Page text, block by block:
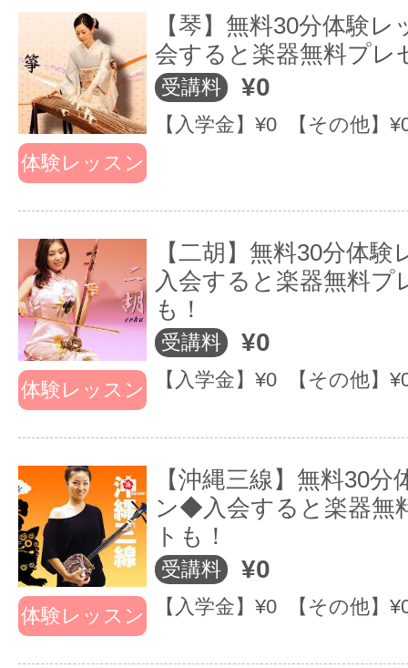
体験レッスン
【琴】無料30分体験
会すると楽器無料プレ
受講料 ¥0
【入学金】¥0 【その他】
体験レッスン
【二胡】無料30分体
入会すると楽器無料プ
も！
受講料 ¥0
【入学金】¥0 【その他】
体験レッスン
【沖縄三線】無料30分
ン◆入会すると楽器無
トも！
受講料 ¥0
【入学金】¥0 【その他】